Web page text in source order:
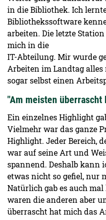
in die Bibliothek. Ich
Bibliothekssoftware
arbeiten. Die letzte
mich in die
IT-Abteilung. Mir wurde
Arbeiten im Landtag
sogar selbst einen
"Am meisten
Ein einzelnes Highlight
Vielmehr war das ganze
Highlight. Jeder Bereich,
war auf seine Art und
spannend. Deshalb kann
etwas nicht so gefiel, nur
Natürlich gab es auch
waren die anderen aber
überrascht hat mich das